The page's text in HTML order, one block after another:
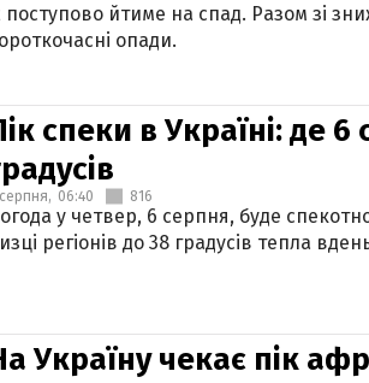
йтиме на спад. Разом зі
опади.
спеки в Україні: де
06:40 816
у четвер, 6 серпня, буде
регіонів до 38 градусів тепла
Україну чекає пік